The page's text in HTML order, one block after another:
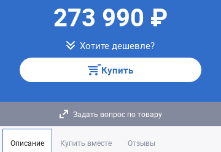
273 990 ₽
Хотите дешевле?
Купить
Задать вопрос по товару
Описание Купить вместе Отзывы